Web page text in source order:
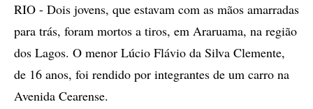
RIO - Dois jovens, que estavam com as mãos amarradas
para trás, foram mortos a tiros, em Araruama, na região
dos Lagos. O menor Lúcio Flávio da Silva Clemente,
de 16 anos, foi rendido por integrantes de um carro na
Avenida Cearense.